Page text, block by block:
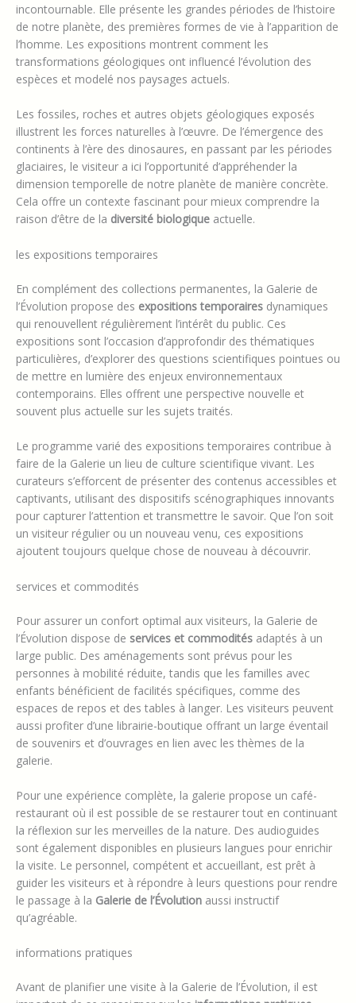
incontournable. Elle présente les grandes périodes de l’histoire
de notre planète, des premières formes de vie à l’apparition de
l’homme. Les expositions montrent comment les
transformations géologiques ont influencé l’évolution des
espèces et modelé nos paysages actuels.
Les fossiles, roches et autres objets géologiques exposés
illustrent les forces naturelles à l’œuvre. De l’émergence des
continents à l’ère des dinosaures, en passant par les périodes
glaciaires, le visiteur a ici l’opportunité d’appréhender la
dimension temporelle de notre planète de manière concrète.
Cela offre un contexte fascinant pour mieux comprendre la
raison d’être de la diversité biologique actuelle.
les expositions temporaires
En complément des collections permanentes, la Galerie de
l’Évolution propose des expositions temporaires dynamiques
qui renouvellent régulièrement l’intérêt du public. Ces
expositions sont l’occasion d’approfondir des thématiques
particulières, d’explorer des questions scientifiques pointues ou
de mettre en lumière des enjeux environnementaux
contemporains. Elles offrent une perspective nouvelle et
souvent plus actuelle sur les sujets traités.
Le programme varié des expositions temporaires contribue à
faire de la Galerie un lieu de culture scientifique vivant. Les
curateurs s’efforcent de présenter des contenus accessibles et
captivants, utilisant des dispositifs scénographiques innovants
pour capturer l’attention et transmettre le savoir. Que l’on soit
un visiteur régulier ou un nouveau venu, ces expositions
ajoutent toujours quelque chose de nouveau à découvrir.
services et commodités
Pour assurer un confort optimal aux visiteurs, la Galerie de
l’Évolution dispose de services et commodités adaptés à un
large public. Des aménagements sont prévus pour les
personnes à mobilité réduite, tandis que les familles avec
enfants bénéficient de facilités spécifiques, comme des
espaces de repos et des tables à langer. Les visiteurs peuvent
aussi profiter d’une librairie-boutique offrant un large éventail
de souvenirs et d’ouvrages en lien avec les thèmes de la
galerie.
Pour une expérience complète, la galerie propose un café-
restaurant où il est possible de se restaurer tout en continuant
la réflexion sur les merveilles de la nature. Des audioguides
sont également disponibles en plusieurs langues pour enrichir
la visite. Le personnel, compétent et accueillant, est prêt à
guider les visiteurs et à répondre à leurs questions pour rendre
le passage à la Galerie de l’Évolution aussi instructif
qu’agréable.
informations pratiques
Avant de planifier une visite à la Galerie de l’Évolution, il est